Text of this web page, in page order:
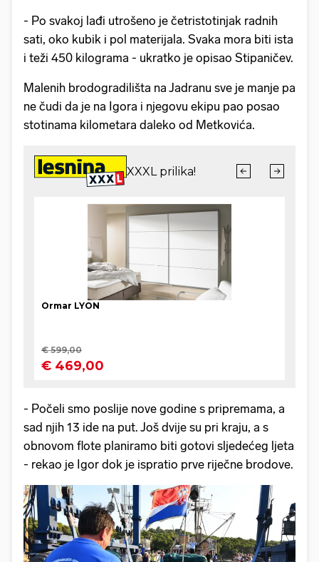
- Po svakoj lađi utrošeno je četristotinjak radnih
sati, oko kubik i pol materijala. Svaka mora biti ista
i teži 450 kilograma - ukratko je opisao Stipaničev.
Malenih brodogradilišta na Jadranu sve je manje pa
ne čudi da je na Igora i njegovu ekipu pao posao
stotinama kilometara daleko od Metkovića.
- Počeli smo poslije nove godine s pripremama, a
sad njih 13 ide na put. Još dvije su pri kraju, a s
obnovom flote planiramo biti gotovi sljedećeg ljeta
- rekao je Igor dok je ispratio prve riječne brodove.